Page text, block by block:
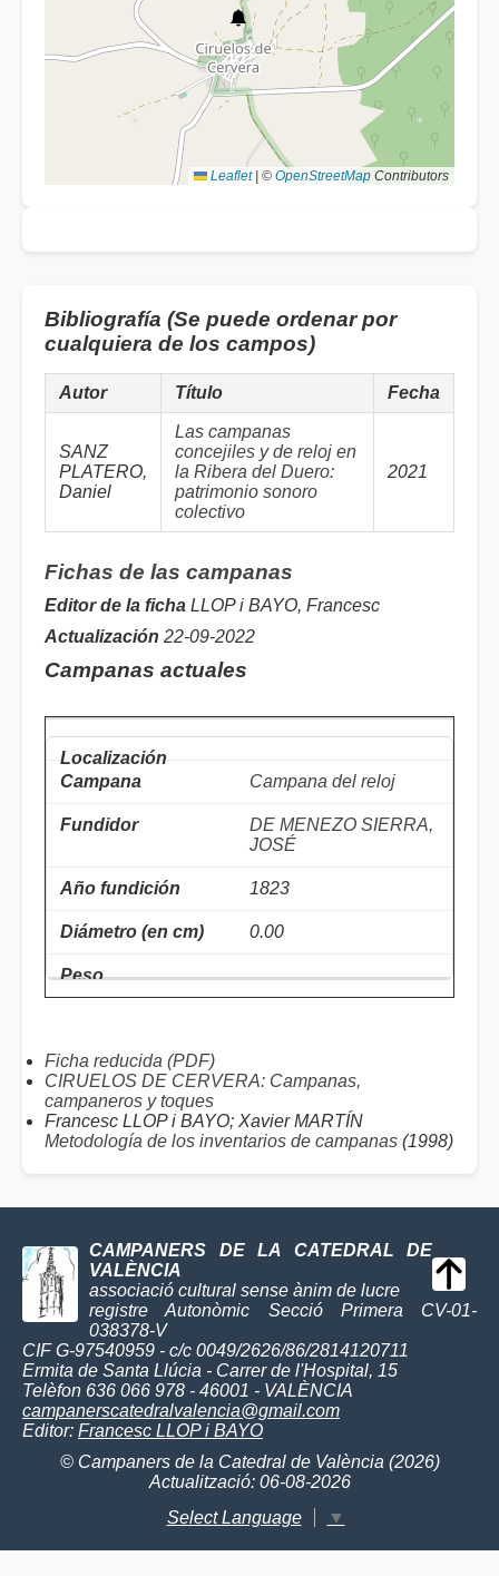
Leaflet © OpenStreetMap Contributors
Bibliografía (Se puede ordenar por
cualquiera de los campos)
Autor Título Fecha
SANZ
PLATERO,
Daniel
Las campanas
concejiles y de reloj en
la Ribera del Duero:
patrimonio sonoro
colectivo
2021
Fichas de las campanas
Editor de la ficha LLOP i BAYO, Francesc
Actualización 22-09-2022
Campanas actuales
Campana del reloj
DE MENEZO SIERRA,
JOSÉ
1823
0.00
Ficha reducida (PDF)
CIRUELOS DE CERVERA: Campanas,
campaneros y toques
Francesc LLOP i BAYO; Xavier MARTÍN
Metodología de los inventarios de campanas (1998)
CAMPANERS DE LA CATEDRAL DE
VALÈNCIA
associació cultural sense ànim de lucre
registre Autonòmic Secció Primera CV-01-
038378-V
CIF G-97540959 - c/c 0049/2626/86/2814120711
Ermita de Santa Llúcia - Carrer de l'Hospital, 15
Telèfon 636 066 978 - 46001 - VALÈNCIA
campanerscatedralvalencia@gmail.com
Editor: Francesc LLOP i BAYO
© Campaners de la Catedral de València (2026)
Actualització: 06-08-2026
Select Language
▼